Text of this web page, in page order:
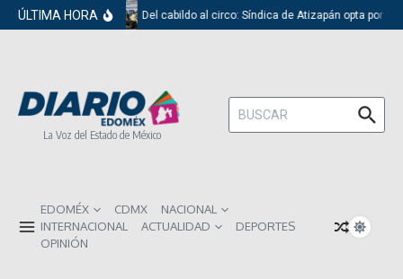
Saltar al contenido
ÚLTIMA HORA Del cabildo al circo: Síndica de Atizapán opta por
La Voz del Estado de México
Buscar:
EDOMÉX CDMX
NACIONAL
INTERNACIONAL
ACTUALIDAD
DEPORTES
OPINIÓN